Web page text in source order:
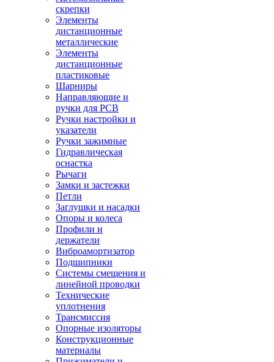
скрепки
Элементы
дистанционные
металлические
Элементы
дистанционные
пластиковые
Шарниры
Направляющие и
ручки для PCB
Ручки настройки и
указатели
Ручки зажимные
Гидравлическая
оснастка
Рычаги
Замки и застежки
Петли
Заглушки и насадки
Опоры и колеса
Профили и
держатели
Виброамортизатор
Подшипники
Системы смещения и
линейной проводки
Технические
уплотнения
Трансмиссия
Опорные изоляторы
Конструкционные
материалы